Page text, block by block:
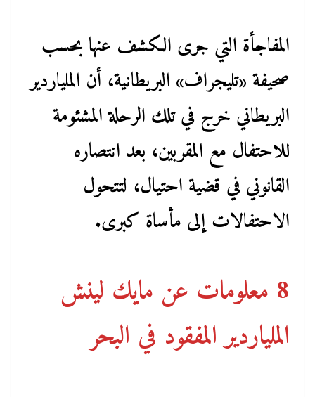
المفاجأة التي جرى الكشف عنها بحسب
صحيفة «تليجراف» البريطانية، أن الملياردير
البريطاني خرج في تلك الرحلة المشئومة
للاحتفال مع المقربين، بعد انتصاره
القانوني في قضية احتيال، لتتحول
الاحتفالات إلى مأساة كبرى.
8 معلومات عن مايك لينش
الملياردير المفقود في البحر